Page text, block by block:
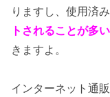
りますし、使用済
トされることが多い
きますよ。
インターネット通